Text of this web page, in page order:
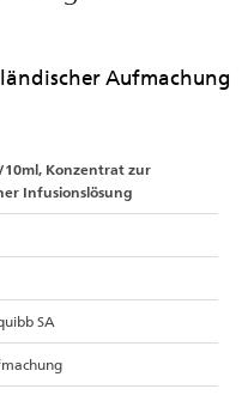
Aufmachung
10ml, Konzentrat zur
Infusionslösung
SA